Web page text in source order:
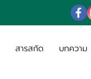
สารสกัด บทความ